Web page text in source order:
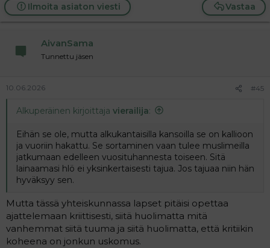
Vastaa
Ilmoita asiaton viesti
AivanSama
Tunnettu jäsen
10.06.2026 #45
Alkuperäinen kirjoittaja vierailija:
Eihän se ole, mutta alkukantaisilla kansoilla se on kallioon
ja vuoriin hakattu. Se sortaminen vaan tulee muslimeilla
jatkumaan edelleen vuosituhannesta toiseen. Sitä
lainaamasi hlö ei yksinkertaisesti tajua. Jos tajuaa niin hän
hyväksyy sen.
Mutta tässä yhteiskunnassa lapset pitäisi opettaa
ajattelemaan kriittisesti, siitä huolimatta mitä
vanhemmat siitä tuuma ja siitä huolimatta, että kritiikin
koheena on jonkun uskomus.